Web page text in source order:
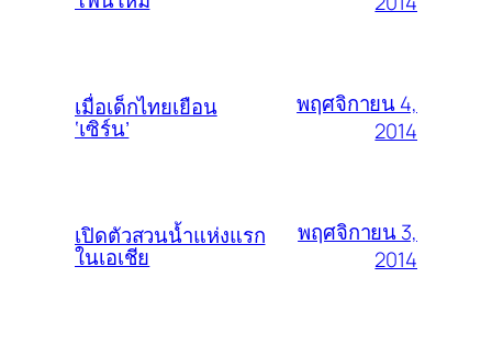
เมื่อเด็กไทยเยือน
‘เซิร์น’
พฤศจิกายน 4,
2014
เปิดตัวสวนน้ำแห่งแรก
ในเอเชีย
พฤศจิกายน 3,
2014